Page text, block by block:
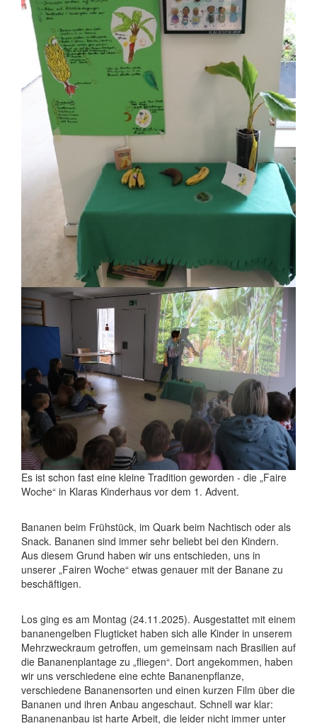
Es ist schon fast eine kleine Tradition geworden - die „Faire
Woche“ in Klaras Kinderhaus vor dem 1. Advent.
Bananen beim Frühstück, im Quark beim Nachtisch oder als
Snack. Bananen sind immer sehr beliebt bei den Kindern.
Aus diesem Grund haben wir uns entschieden, uns in
unserer „Fairen Woche“ etwas genauer mit der Banane zu
beschäftigen.
Los ging es am Montag (24.11.2025). Ausgestattet mit einem
bananengelben Flugticket haben sich alle Kinder in unserem
Mehrzweckraum getroffen, um gemeinsam nach Brasilien auf
die Bananenplantage zu „fliegen“. Dort angekommen, haben
wir uns verschiedene eine echte Bananenpflanze,
verschiedene Bananensorten und einen kurzen Film über die
Bananen und ihren Anbau angeschaut. Schnell war klar:
Bananenanbau ist harte Arbeit, die leider nicht immer unter